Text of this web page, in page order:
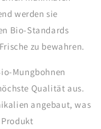
werden sie
Bio-Standards
zu bewahren.
Mungbohnen
Qualität aus.
angebaut, was